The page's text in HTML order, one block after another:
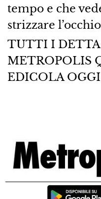
tempo e che
strizzare
TUTTI I
METROPOLIS
EDICOLA